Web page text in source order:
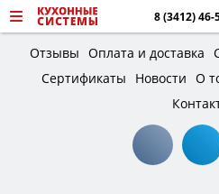
8 (3412) 46-
Отзывы Оплата и доставка
Сертификаты
Новости О